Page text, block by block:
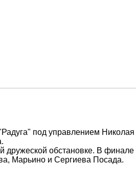
под управлением
дружеской обстановке. В
Марьино и Сергиева Посада.